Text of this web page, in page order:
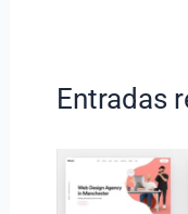
Entradas